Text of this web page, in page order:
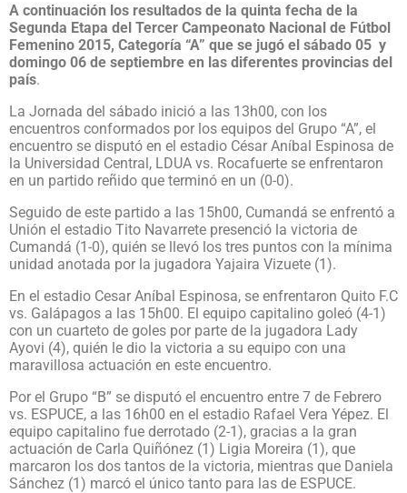
A continuación los resultados de la quinta fecha de la
Segunda Etapa del Tercer Campeonato Nacional de Fútbol
Femenino 2015, Categoría “A” que se jugó el sábado 05 y
domingo 06 de septiembre en las diferentes provincias del
país.
La Jornada del sábado inició a las 13h00, con los
encuentros conformados por los equipos del Grupo “A”, el
encuentro se disputó en el estadio César Aníbal Espinosa de
la Universidad Central, LDUA vs. Rocafuerte se enfrentaron
en un partido reñido que terminó en un (0-0).
Seguido de este partido a las 15h00, Cumandá se enfrentó a
Unión el estadio Tito Navarrete presenció la victoria de
Cumandá (1-0), quién se llevó los tres puntos con la mínima
unidad anotada por la jugadora Yajaira Vizuete (1).
En el estadio Cesar Aníbal Espinosa, se enfrentaron Quito F.C
vs. Galápagos a las 15h00. El equipo capitalino goleó (4-1)
con un cuarteto de goles por parte de la jugadora Lady
Ayovi (4), quién le dio la victoria a su equipo con una
maravillosa actuación en este encuentro.
Por el Grupo “B” se disputó el encuentro entre 7 de Febrero
vs. ESPUCE, a las 16h00 en el estadio Rafael Vera Yépez. El
equipo capitalino fue derrotado (2-1), gracias a la gran
actuación de Carla Quiñónez (1) Ligia Moreira (1), que
marcaron los dos tantos de la victoria, mientras que Daniela
Sánchez (1) marcó el único tanto para las de ESPUCE.